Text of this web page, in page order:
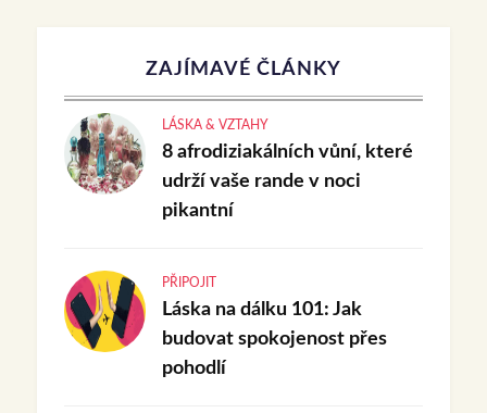
ZAJÍMAVÉ ČLÁNKY
LÁSKA & VZTAHY
8 afrodiziakálních vůní, které
udrží vaše rande v noci
pikantní
PŘIPOJIT
Láska na dálku 101: Jak
budovat spokojenost přes
pohodlí